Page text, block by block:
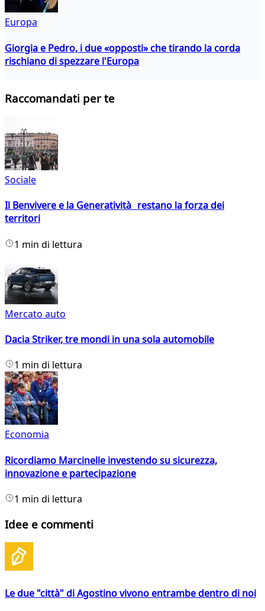
Europa
Giorgia e Pedro, i due «opposti» che tirando la corda
rischiano di spezzare l'Europa
Raccomandati per te
Sociale
Il Benvivere e la Generatività restano la forza dei
territori
1 min di lettura
Mercato auto
Dacia Striker, tre mondi in una sola automobile
1 min di lettura
Economia
Ricordiamo Marcinelle investendo su sicurezza,
innovazione e partecipazione
1 min di lettura
Idee e commenti
Le due "città" di Agostino vivono entrambe dentro di noi